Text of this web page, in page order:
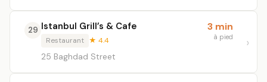
29 Istanbul Grill’s & Cafe
Restaurant ★ 4.4
25 Baghdad Street
3 min
à pied